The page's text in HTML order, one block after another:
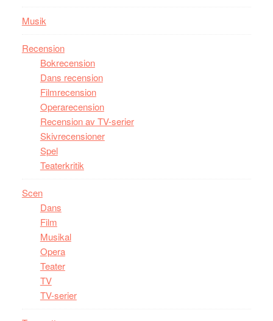
Musik
Recension
Bokrecension
Dans recension
Filmrecension
Operarecension
Recension av TV-serier
Skivrecensioner
Spel
Teaterkritik
Scen
Dans
Film
Musikal
Opera
Teater
TV
TV-serier